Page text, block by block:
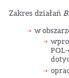
Zakres działań
w